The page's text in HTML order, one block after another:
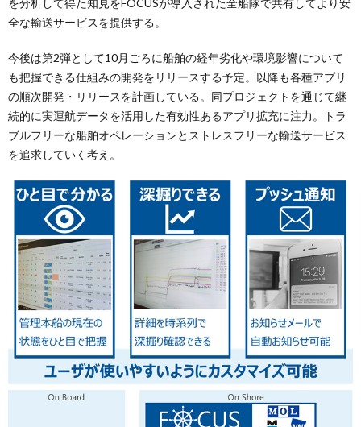
全な輸送サービスを提供する。
今後は第2弾として10月ごろに船舶の経年劣化や環境影響について
も把握できる仕組みの開発をリリースする予定。以降も各種アプリ
の順次開発・リリースを計画している。同プロジェクトを通じて継
続的に実運航データを活用した有効性あるアプリ拡充に注力。トラ
ブルフリーな船舶オペレーションとストレスフリーな輸送サービス
を追求していく考え。